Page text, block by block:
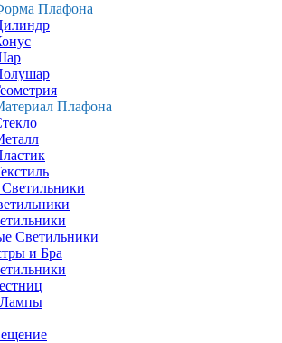
Плафона
Плафона
Светильники
и Бра